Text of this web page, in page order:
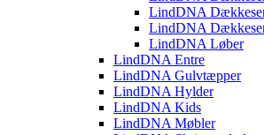
LindDNA
LindDNA
LindDNA Løber
LindDNA Entre
LindDNA Gulvtæpper
LindDNA Hylder
LindDNA Kids
LindDNA Møbler